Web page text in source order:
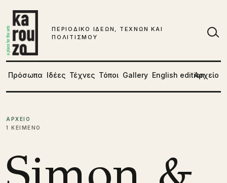
ΠΕΡΙΟΔΙΚΟ ΙΔΕΩΝ, ΤΕΧΝΩΝ ΚΑΙ
ΠΟΛΙΤΙΣΜΟΥ
Πρόσωπα Ιδέες Τέχνες Τόποι Gallery English editionΑρχείο
ΑΡΧΕΙΟ
1 ΚΕΙΜΕΝΟ